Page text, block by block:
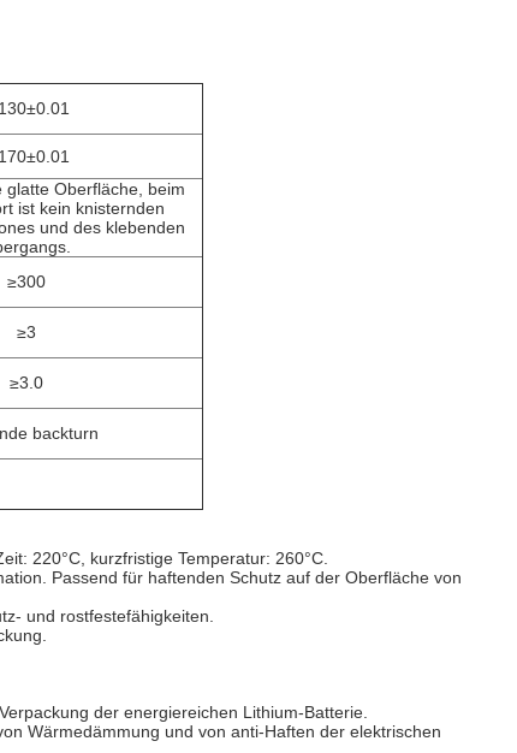
glatte Oberfläche, beim
ist kein knisternden
und des klebenden
≥300
≥3
≥3.0
backturn
220°C, kurzfristige Temperatur: 260°C.
Passend für haftenden Schutz auf der Oberfläche von
und rostfestefähigkeiten.
der energiereichen Lithium-Batterie.
Wärmedämmung und von anti-Haften der elektrischen